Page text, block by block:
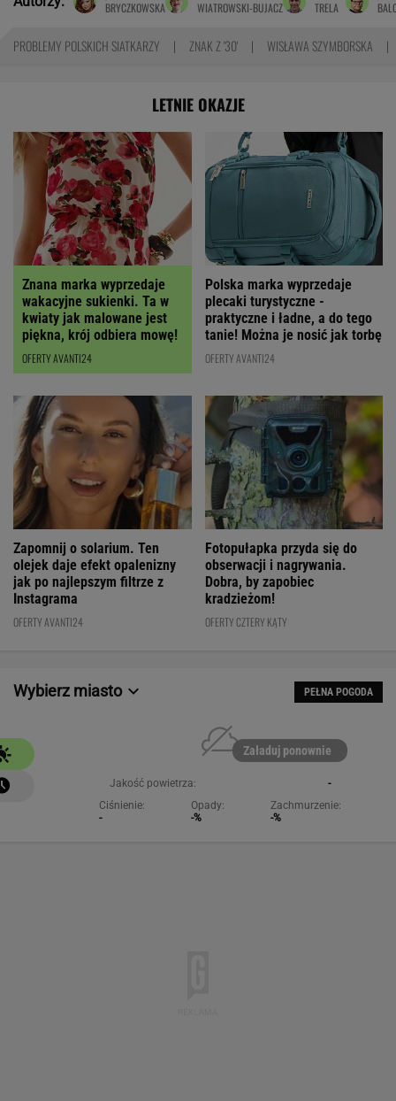
BRYCZKOWSKA
WIATROWSKI-BUJACZ
TRELA
PROBLEMY POLSKICH SIATKARZY ZNAK Z '30' WISŁAWA SZYMBORSKA
LETNIE OKAZJE
Znana marka wyprzedaje
wakacyjne sukienki. Ta w
kwiaty jak malowane jest
piękna, krój odbiera mowę!
OFERTY AVANTI24
Polska marka wyprzedaje
plecaki turystyczne -
praktyczne i ładne, a do tego
tanie! Można je nosić jak torbę
OFERTY AVANTI24
Zapomnij o solarium. Ten
olejek daje efekt opalenizny
jak po najlepszym filtrze z
Instagrama
OFERTY AVANTI24
Fotopułapka przyda się do
obserwacji i nagrywania.
Dobra, by zapobiec
kradzieżom!
OFERTY CZTERY KĄTY
Wybierz miasto PEŁNA POGODA
Załaduj ponownie
Jakość powietrza:
-
Ciśnienie:
-
Opady:
-%
Zachmurzenie:
-%